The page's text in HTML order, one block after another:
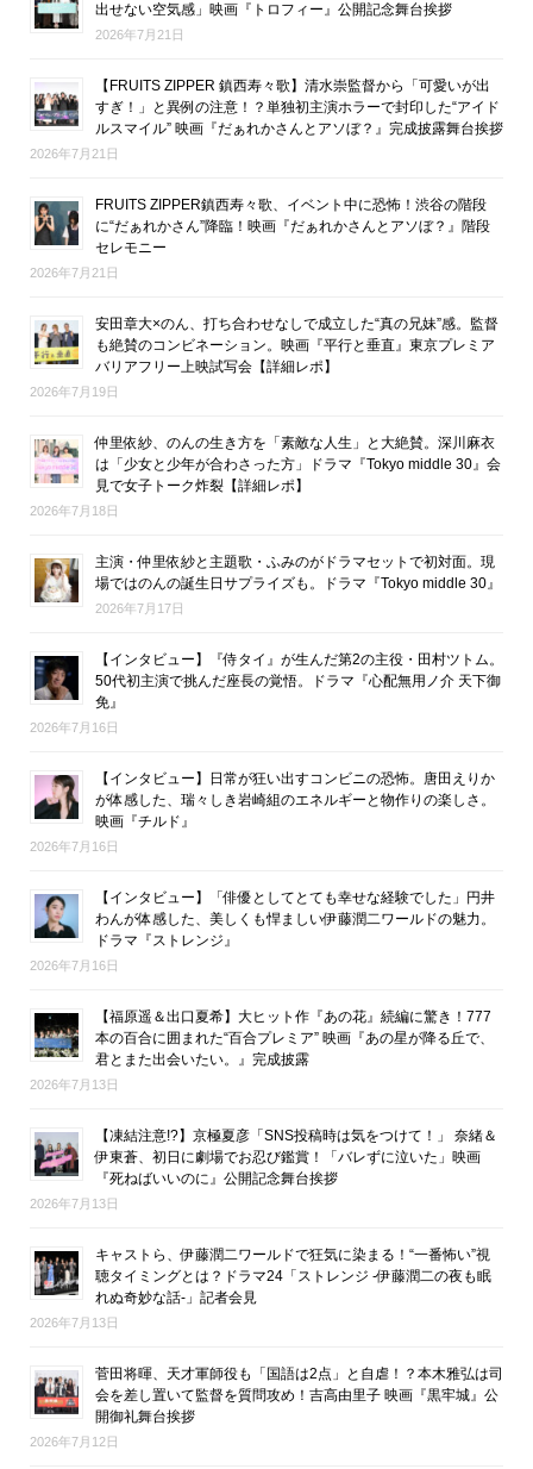
出せない空気感」映画『トロフィー』公開記念舞台挨拶
2026年7月21日
【FRUITS ZIPPER 鎮西寿々歌】清水崇監督から「可愛いが出
すぎ！」と異例の注意！？単独初主演ホラーで封印した“アイド
ルスマイル” 映画『だぁれかさんとアソぼ？』完成披露舞台挨拶
2026年7月21日
FRUITS ZIPPER鎮西寿々歌、イベント中に恐怖！渋谷の階段
に“だぁれかさん”降臨！映画『だぁれかさんとアソぼ？』階段
セレモニー
2026年7月21日
安田章大×のん、打ち合わせなしで成立した“真の兄妹”感。監督
も絶賛のコンビネーション。映画『平行と垂直』東京プレミア
バリアフリー上映試写会【詳細レポ】
2026年7月19日
仲里依紗、のんの生き方を「素敵な人生」と大絶賛。深川麻衣
は「少女と少年が合わさった方」ドラマ『Tokyo middle 30』会
見で女子トーク炸裂【詳細レポ】
2026年7月18日
主演・仲里依紗と主題歌・ふみのがドラマセットで初対面。現
場ではのんの誕生日サプライズも。ドラマ『Tokyo middle 30』
2026年7月17日
【インタビュー】『侍タイ』が生んだ第2の主役・田村ツトム。
50代初主演で挑んだ座長の覚悟。ドラマ『心配無用ノ介 天下御
免』
2026年7月16日
【インタビュー】日常が狂い出すコンビニの恐怖。唐田えりか
が体感した、瑞々しき岩崎組のエネルギーと物作りの楽しさ。
映画『チルド』
2026年7月16日
【インタビュー】「俳優としてとても幸せな経験でした」円井
わんが体感した、美しくも悍ましい伊藤潤二ワールドの魅力。
ドラマ『ストレンジ』
2026年7月16日
【福原遥＆出口夏希】大ヒット作『あの花』続編に驚き！777
本の百合に囲まれた“百合プレミア” 映画『あの星が降る丘で、
君とまた出会いたい。』完成披露
2026年7月13日
【凍結注意!?】京極夏彦「SNS投稿時は気をつけて！」 奈緒＆
伊東蒼、初日に劇場でお忍び鑑賞！「バレずに泣いた」映画
『死ねばいいのに』公開記念舞台挨拶
2026年7月13日
キャストら、伊藤潤二ワールドで狂気に染まる！“一番怖い”視
聴タイミングとは？ドラマ24「ストレンジ -伊藤潤二の夜も眠
れぬ奇妙な話-」記者会見
2026年7月13日
菅田将暉、天才軍師役も「国語は2点」と自虐！？本木雅弘は司
会を差し置いて監督を質問攻め！吉高由里子 映画『黒牢城』公
開御礼舞台挨拶
2026年7月12日